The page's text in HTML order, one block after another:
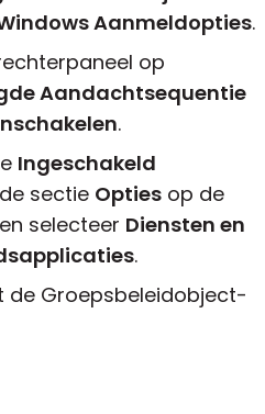
Aanmeldopties.
op
Aandachtsequentie
.
Ingeschakeld
sectie Opties op de
selecteer Diensten en
.
de Groepsbeleidobject-